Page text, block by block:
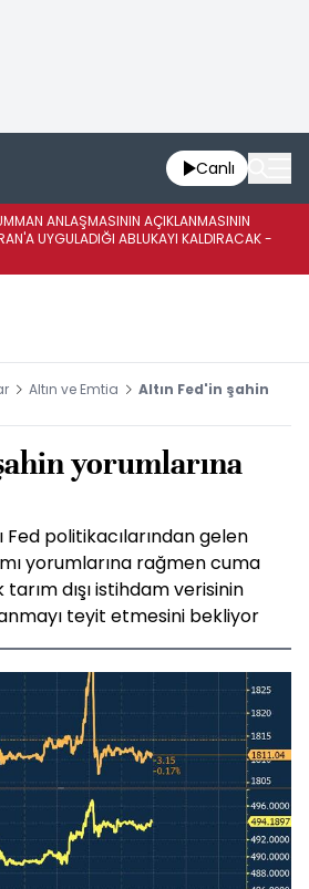
Canlı
ANLAŞMASININ AÇIKLANMASININ
UYGULADIĞI ABLUKAYI KALDIRACAK -
Altın ve Emtia
Altın Fed'in şahin
yorumlarına
Fed politikacılarından gelen
yorumlarına rağmen cuma
dışı istihdam verisinin
teyit etmesini bekliyor